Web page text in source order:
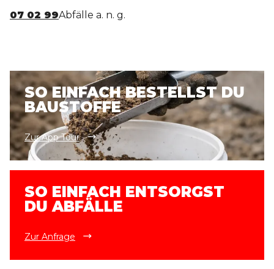
07 02 99Abfälle a. n. g.
SO EINFACH BESTELLST DU
BAUSTOFFE
Zur App Tour
SO EINFACH ENTSORGST
DU ABFÄLLE
Zur Anfrage